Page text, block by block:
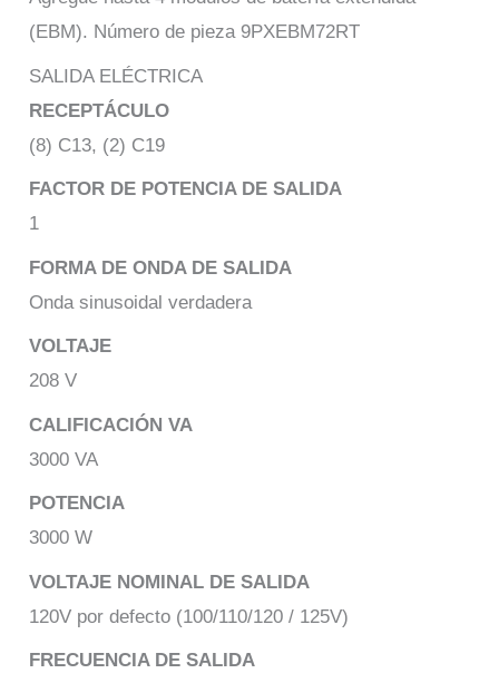
(EBM). Número de pieza 9PXEBM72RT
SALIDA ELÉCTRICA
RECEPTÁCULO
(8) C13, (2) C19
FACTOR DE POTENCIA DE SALIDA
1
FORMA DE ONDA DE SALIDA
Onda sinusoidal verdadera
VOLTAJE
208 V
CALIFICACIÓN VA
3000 VA
POTENCIA
3000 W
VOLTAJE NOMINAL DE SALIDA
120V por defecto (100/110/120 / 125V)
FRECUENCIA DE SALIDA